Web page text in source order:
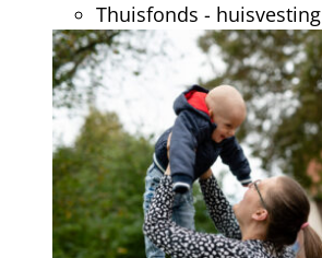
Thuisfonds - huisvesting